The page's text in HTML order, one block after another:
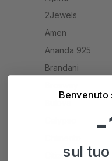
Orologi
Orologi
Tavola
2Jewels
Amen
Ananda 925
Brandani
Citizen
Benvenuto
sul